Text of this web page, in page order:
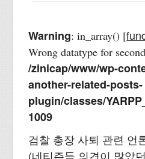
Warning: in_array() [
Wrong datatype for
/zinicap/www/wp-
another-related-posts-
plugin/classes/
1009
검찰 총장 사퇴 관련 언
(네티즌들 의견이 많았